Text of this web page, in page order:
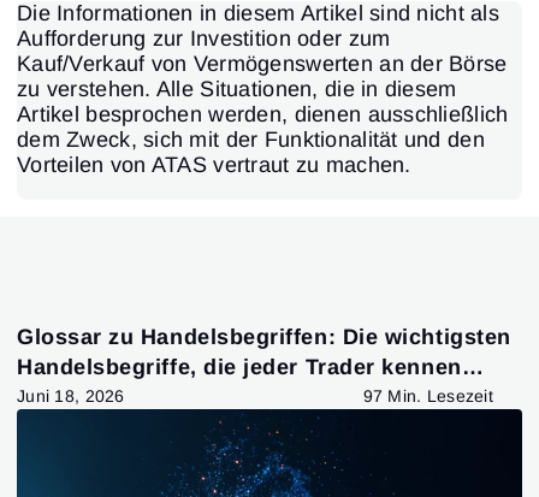
Die Informationen in diesem Artikel sind nicht als
Aufforderung zur Investition oder zum
Kauf/Verkauf von Vermögenswerten an der Börse
zu verstehen. Alle Situationen, die in diesem
Artikel besprochen werden, dienen ausschließlich
dem Zweck, sich mit der Funktionalität und den
Vorteilen von ATAS vertraut zu machen.
Glossar zu Handelsbegriffen: Die wichtigsten
Handelsbegriffe, die jeder Trader kennen
sollte
Juni 18, 2026 97 Min. Lesezeit